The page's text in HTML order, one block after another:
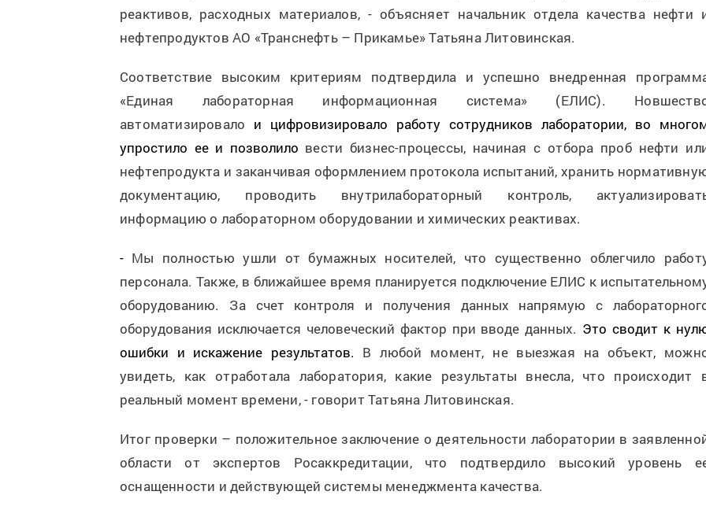
реактивов, расходных материалов, - объясняет начальник отдела качества нефти
нефтепродуктов АО «Транснефть – Прикамье» Татьяна Литовинская.
Соответствие высоким критериям подтвердила и успешно внедренная
«Единая лабораторная информационная система» (ЕЛИС).
автоматизировало и цифровизировало работу сотрудников лаборатории, во
упростило ее и позволило вести бизнес-процессы, начиная с отбора проб нефти
нефтепродукта и заканчивая оформлением протокола испытаний, хранить
документацию, проводить внутрилабораторный контроль,
информацию о лабораторном оборудовании и химических реактивах.
- Мы полностью ушли от бумажных носителей, что существенно облегчило
персонала. Также, в ближайшее время планируется подключение ЕЛИС к
оборудованию. За счет контроля и получения данных напрямую с
оборудования исключается человеческий фактор при вводе данных. Это сводит к
ошибки и искажение результатов. В любой момент, не выезжая на объект,
увидеть, как отработала лаборатория, какие результаты внесла, что происходит
реальный момент времени, - говорит Татьяна Литовинская.
Итог проверки – положительное заключение о деятельности лаборатории в
области от экспертов Росаккредитации, что подтвердило высокий уровень
оснащенности и действующей системы менеджмента качества.